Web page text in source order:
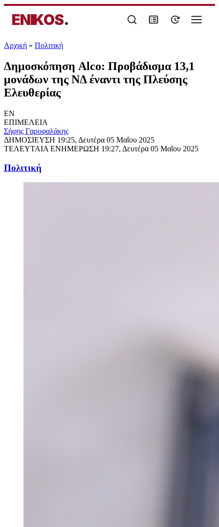
ENIKOS.
Αρχική » Πολιτική
Δημοσκόπηση Alcο: Προβάδισμα 13,1
μονάδων της ΝΔ έναντι της Πλεύσης
Ελευθερίας
EN
ΕΠΙΜΕΛΕΙΑ
Σήφης Γαρυφαλάκης
ΔΗΜΟΣΙΕΥΣΗ 19:25, Δευτέρα 05 Μαΐου 2025
ΤΕΛΕΥΤΑΙΑ ΕΝΗΜΕΡΩΣΗ 19:27, Δευτέρα 05 Μαΐου 2025
Πολιτική